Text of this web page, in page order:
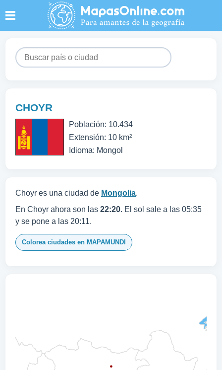
CHOYR
Población: 10.434
Extensión: 10 km²
Idioma: Mongol
Choyr es una ciudad de Mongolia.
En Choyr ahora son las 22:20. El sol sale a las 05:35
y se pone a las 20:11.
Colorea ciudades en MAPAMUNDI